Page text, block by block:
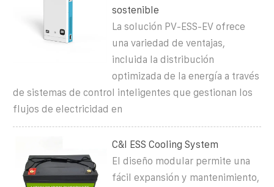
sostenible
La solución PV-ESS-EV ofrece
una variedad de ventajas,
incluida la distribución
optimizada de la energía a través
de sistemas de control inteligentes que gestionan los
flujos de electricidad en
C&I ESS Cooling System
El diseño modular permite una
fácil expansión y mantenimiento,